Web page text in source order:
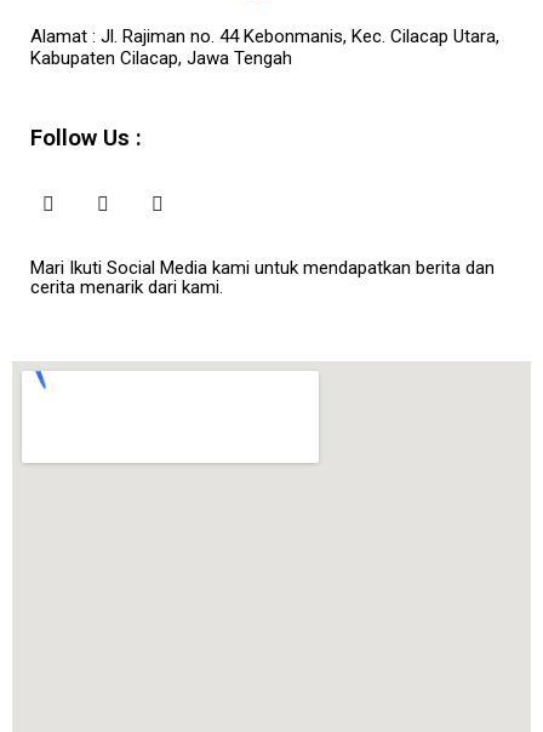
Alamat : Jl. Rajiman no. 44 Kebonmanis, Kec. Cilacap Utara,
Kabupaten Cilacap, Jawa Tengah
Follow Us :
Mari Ikuti Social Media kami untuk mendapatkan berita dan
cerita menarik dari kami.